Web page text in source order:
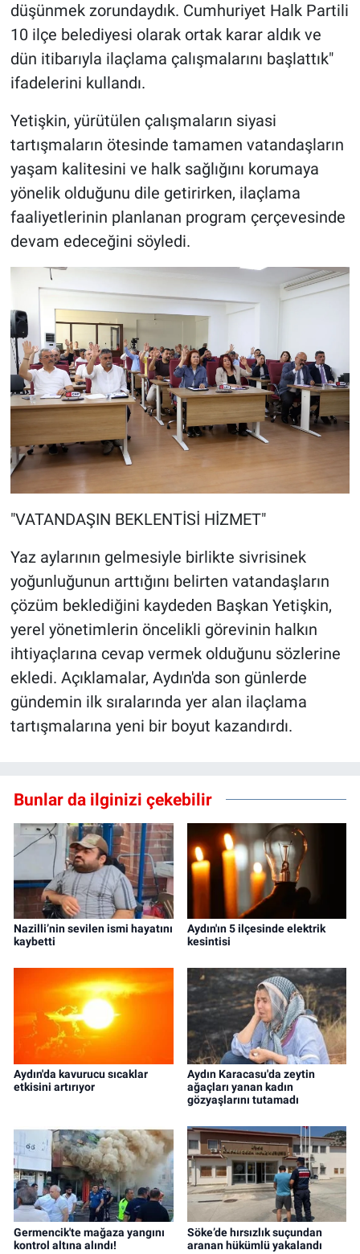
düşünmek zorundaydık. Cumhuriyet Halk Partili
10 ilçe belediyesi olarak ortak karar aldık ve
dün itibarıyla ilaçlama çalışmalarını başlattık"
ifadelerini kullandı.
Yetişkin, yürütülen çalışmaların siyasi
tartışmaların ötesinde tamamen vatandaşların
yaşam kalitesini ve halk sağlığını korumaya
yönelik olduğunu dile getirirken, ilaçlama
faaliyetlerinin planlanan program çerçevesinde
devam edeceğini söyledi.
"VATANDAŞIN BEKLENTİSİ HİZMET"
Yaz aylarının gelmesiyle birlikte sivrisinek
yoğunluğunun arttığını belirten vatandaşların
çözüm beklediğini kaydeden Başkan Yetişkin,
yerel yönetimlerin öncelikli görevinin halkın
ihtiyaçlarına cevap vermek olduğunu sözlerine
ekledi. Açıklamalar, Aydın'da son günlerde
gündemin ilk sıralarında yer alan ilaçlama
tartışmalarına yeni bir boyut kazandırdı.
Bunlar da ilginizi çekebilir
Nazilli’nin sevilen ismi hayatını
kaybetti
Aydın'ın 5 ilçesinde elektrik
kesintisi
Aydın'da kavurucu sıcaklar
etkisini artırıyor
Aydın Karacasu'da zeytin
ağaçları yanan kadın
gözyaşlarını tutamadı
Germencik'te mağaza yangını
kontrol altına alındı!
Söke’de hırsızlık suçundan
aranan hükümlü yakalandı